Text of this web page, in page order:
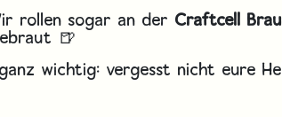
rollen sogar an der Craftcell
🍺
wichtig: vergesst nicht eure